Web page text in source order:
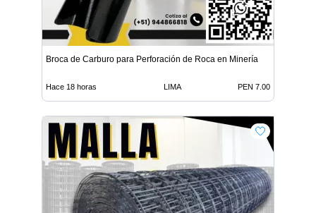
Broca de Carburo para Perforación de Roca en Minería
Hace 18 horas LIMA PEN 7.00